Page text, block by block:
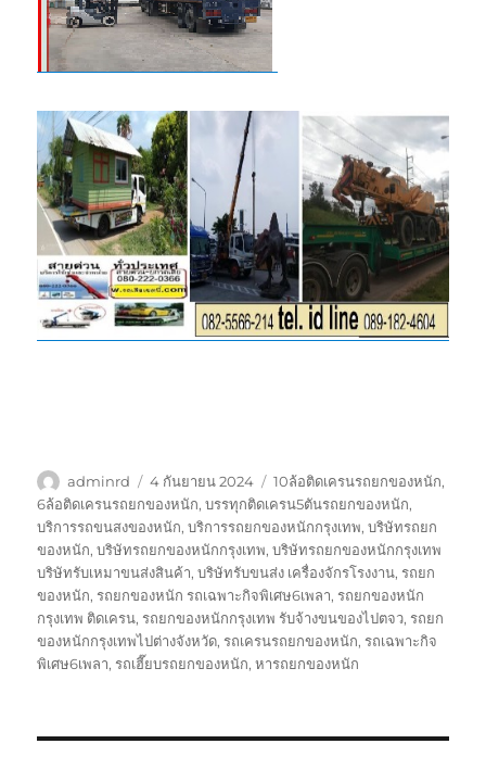
ผู้
เขียน
adminrd
เขียน
เมื่อ
4 กันยายน 2024
ป้าย
กำกับ
10ล้อติดเครนรถยกของหนัก,
6ล้อติดเครนรถยกของหนัก,บรรทุกติดเครน5ตันรถยกของหนัก,
บริการรถขนสงของหนัก,บริการรถยกของหนักกรุงเทพ,บริษัทรถยก
ของหนัก,บริษัทรถยกของหนักกรุงเทพ,บริษัทรถยกของหนักกรุงเทพ
บริษัทรับเหมาขนส่งสินค้า,บริษัทรับขนส่ง เครื่องจักรโรงงาน,รถยก
ของหนัก,รถยกของหนัก รถเฉพาะกิจพิเศษ6เพลา,รถยกของหนัก
กรุงเทพ ติดเครน,รถยกของหนักกรุงเทพ รับจ้างขนของไปตจว,รถยก
ของหนักกรุงเทพไปต่างจังหวัด,รถเครนรถยกของหนัก,รถเฉพาะกิจ
พิเศษ6เพลา,รถเฮี๊ยบรถยกของหนัก,หารถยกของหนัก